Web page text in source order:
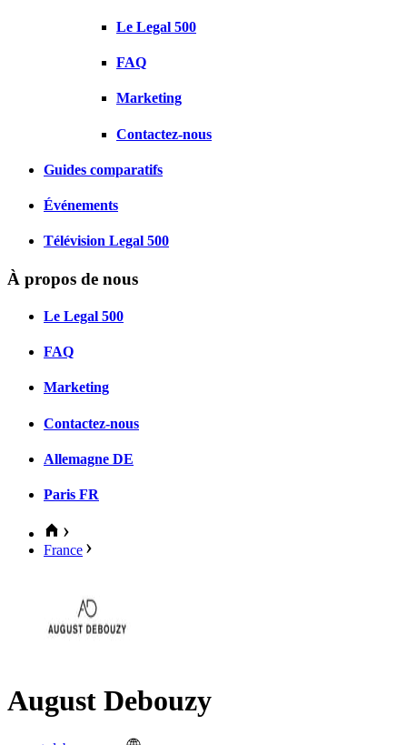
Le Legal 500
FAQ
Marketing
Contactez-nous
Guides comparatifs
Événements
Télévision Legal 500
À propos de nous
Le Legal 500
FAQ
Marketing
Contactez-nous
Allemagne DE
Paris FR
France
August Debouzy